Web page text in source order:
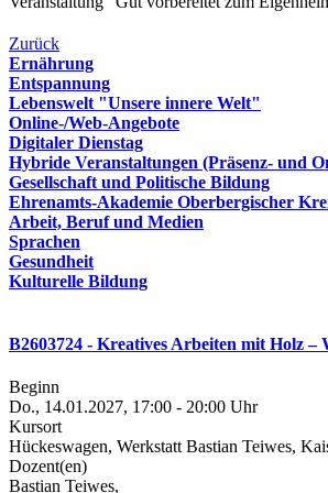
Zurück
Ernährung
Entspannung
Lebenswelt "Unsere innere Welt"
Online-/Web-Angebote
Digitaler Dienstag
Hybride Veranstaltungen (Präsenz- und
Gesellschaft und Politische Bildung
Ehrenamts-Akademie Oberbergischer
Arbeit, Beruf und Medien
Sprachen
Gesundheit
Kulturelle Bildung
B2603724 - Kreatives Arbeiten mit Holz –
Beginn
Do., 14.01.2027, 17:00 - 20:00 Uhr
Kursort
Hückeswagen, Werkstatt Bastian Teiwes,
Dozent(en)
Bastian Teiwes,